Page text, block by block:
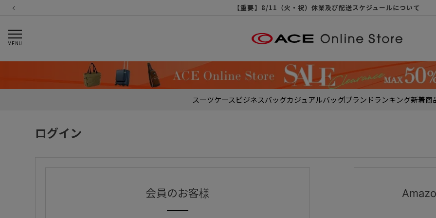
【重要】8/11（火・祝）休業及び配送スケジュールについて
【重要】令和８年熊本地震に伴う配送への影響について
【重要】納品書・領収書ペーパーレス化（電子化）のお知らせ
【重要】天候不良や交通状況・物量増等に伴う配送への影響について
【重要】悪質な詐欺サイトにご注意ください
【重要】各種メールが届かない場合に関しまして
【重要】お問い合わせのご対応に関しまして
【重要】SNSのなりすまし詐欺にご注意ください
MENU
スーツケースビジネスバッグカジュアルバッグブランドランキング新着商
ログイン
会員のお客様